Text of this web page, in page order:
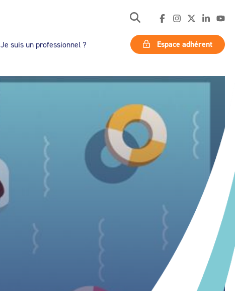
Je suis un professionnel ? Espace adhérent